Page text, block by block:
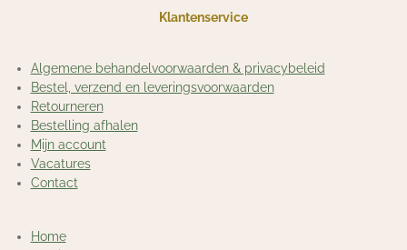
Klantenservice
Algemene behandelvoorwaarden & privacybeleid
Bestel, verzend en leveringsvoorwaarden
Retourneren
Bestelling afhalen
Mijn account
Vacatures
Contact
Home